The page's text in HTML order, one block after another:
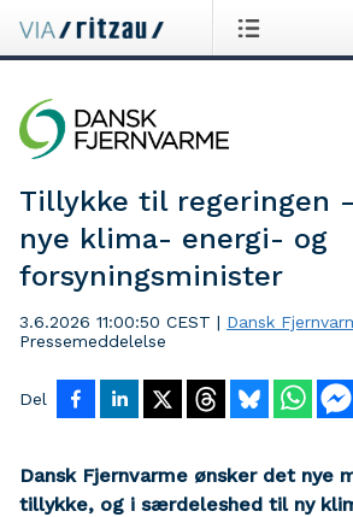
Tillykke til regeringen
nye klima- energi- og
forsyningsminister
3.6.2026 11:00:50 CEST | Dansk
Pressemeddelelse
Del
Dansk Fjernvarme ønsker det nye
tillykke, og i særdeleshed til ny